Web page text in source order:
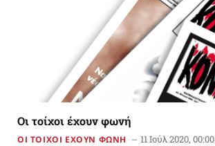
Οι τοίχοι έχουν φωνή
ΟΙ ΤΟΙΧΟΙ ΕΧΟΥΝ ΦΩΝΗ 11 Ιούλ 2020, 00:00